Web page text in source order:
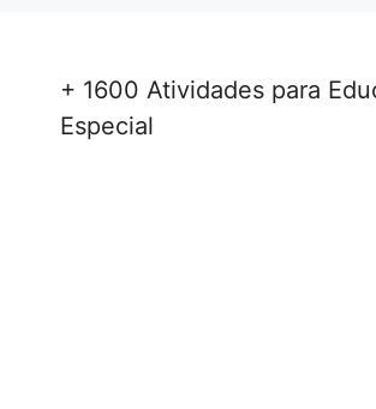
+ 1600 Atividades para
Especial